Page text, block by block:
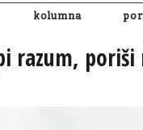
kolumna
razum, poriši